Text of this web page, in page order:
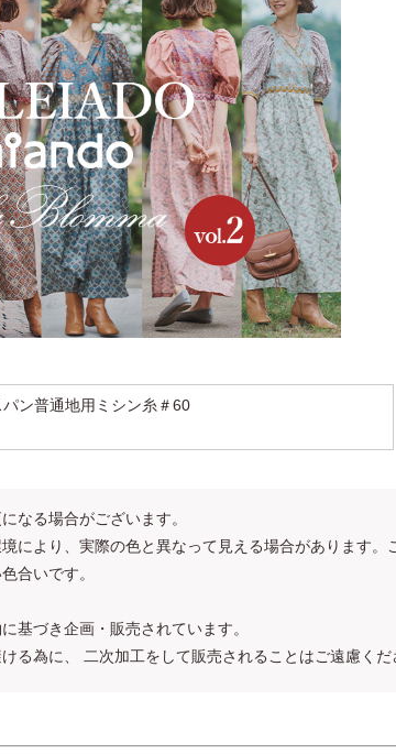
ン普通地用ミシン糸＃60
なる場合がございます。
により、実際の色と異なって見える場合があります。
合いです。
基づき企画・販売されています。
る為に、 二次加工をして販売されることはご遠慮くだ